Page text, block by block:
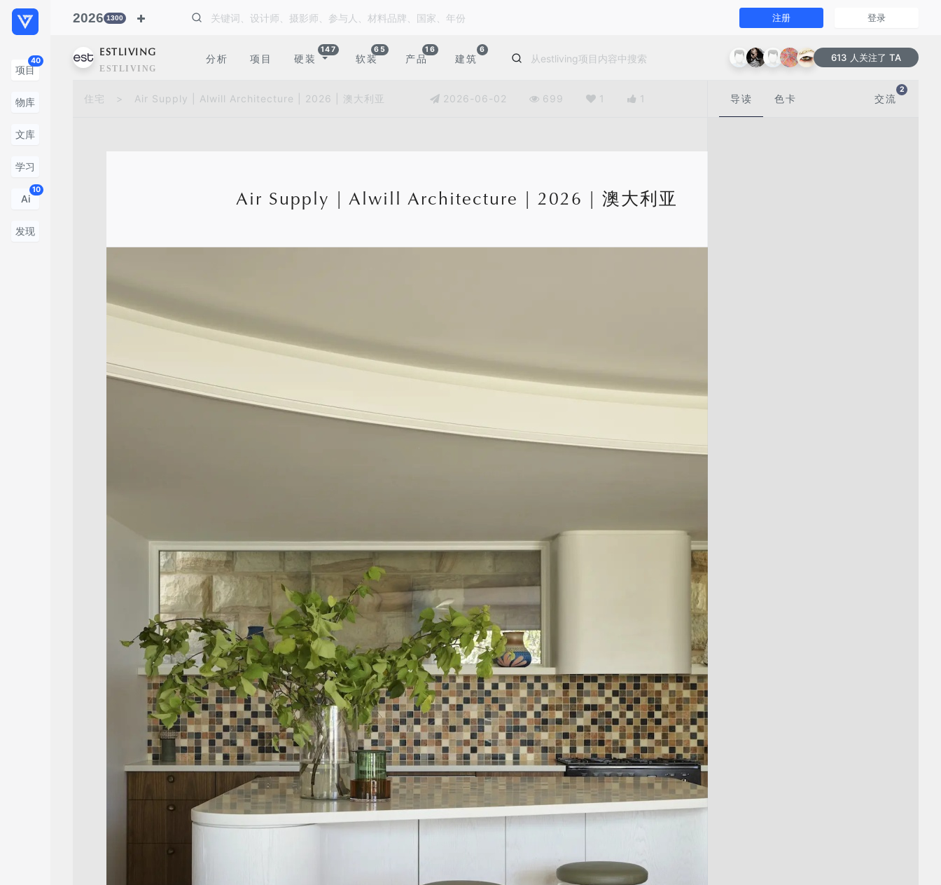
项目
40
物库
文库
学习
Ai
10
发现
2026 1300 注册 登录
ESTLIVING
ESTLIVING
分析 项目 硬装
147
软装
65
产品
16
建筑
6
613 人关注了 TA
住宅 > Air Supply | Alwill Architecture | 2026 | 澳大利亚 2026-06-02 699 1 1
Air Supply | Alwill Architecture | 2026 | 澳大利亚
导读 色卡 交流
2